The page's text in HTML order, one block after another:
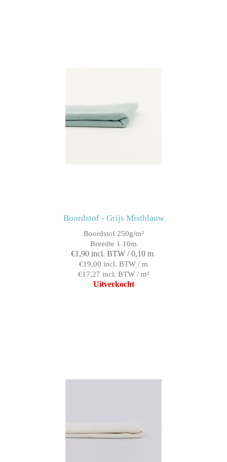
Boordstof - Grijs Mistblauw
Boordstof 250g/m²
Breedte 1.10m
€1,90 incl. BTW / 0,10 m
€19,00 incl. BTW / m
€17,27 incl. BTW / m²
Uitverkocht